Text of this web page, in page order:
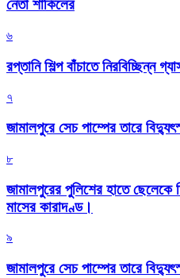
নেতা শাকিলের
৬
রপ্তানি শিল্প বাঁচাতে নিরবিচ্ছিন্ন
৭
জামালপুরে সেচ পাম্পের তারে
৮
জামালপুরের পুলিশের হাতে
মাসের কারাদণ্ড।
৯
জামালপুরে সেচ পাম্পের তারে